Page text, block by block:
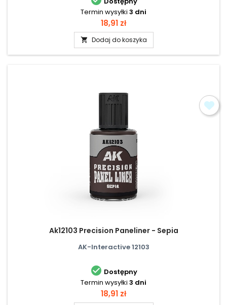
Termin wysyłki 3 dni
Cena
18,91 zł
 Dodaj do koszyka
Ak12103 Precision Paneliner - Sepia
AK-Interactive 12103
 Dostępny
Termin wysyłki 3 dni
Cena
18,91 zł